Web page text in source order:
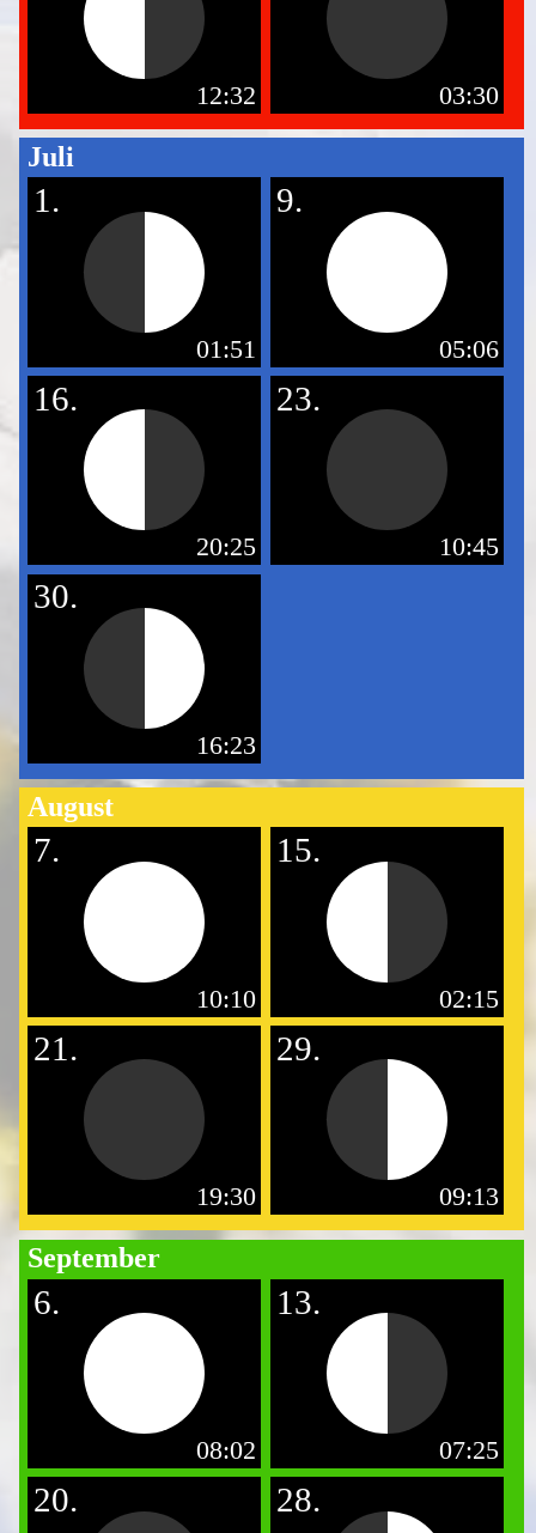
12:32 03:30
Juli
1.
01:51
9.
05:06
16.
20:25
23.
10:45
30.
16:23
August
7.
10:10
15.
02:15
21.
19:30
29.
09:13
September
6.
08:02
13.
07:25
20. 28.